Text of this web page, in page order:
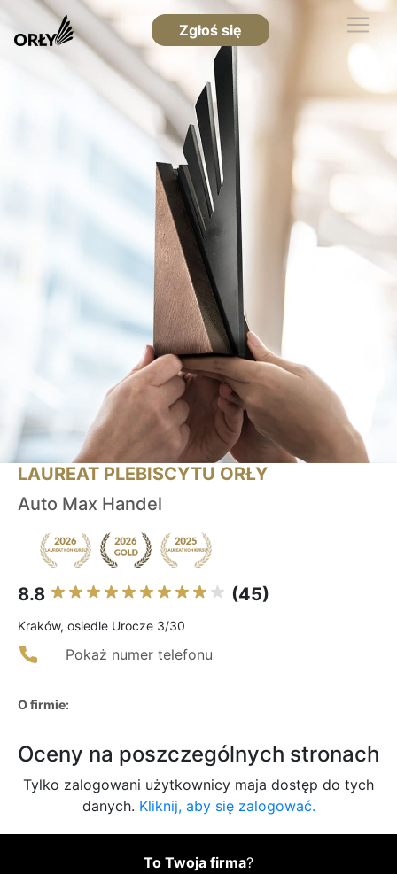
Zgłoś się
LAUREAT PLEBISCYTU ORŁY
Auto Max Handel
8.8 (45)
Kraków, osiedle Urocze 3/30
Pokaż numer telefonu
O firmie:
Oceny na poszczególnych stronach
Tylko zalogowani użytkownicy maja dostęp do tych
danych. Kliknij, aby się zalogować.
To Twoja firma?